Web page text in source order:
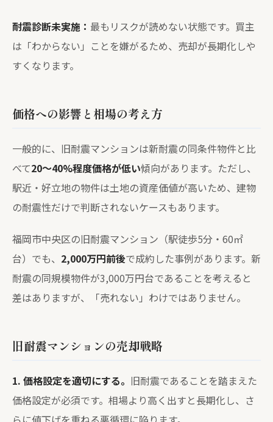
耐震診断未実施： 最もリスクが読めない状態です。買主
は「わからない」ことを嫌がるため、売却が長期化しや
すくなります。
価格への影響と相場の考え方
一般的に、旧耐震マンションは新耐震の同条件物件と比
べて20〜40%程度価格が低い傾向があります。ただし、
駅近・好立地の物件は土地の資産価値が高いため、建物
の耐震性だけで判断されないケースもあります。
福岡市中央区の旧耐震マンション（駅徒歩5分・60㎡
台）でも、 2,000万円前後で成約した事例があります。新
耐震の同規模物件が3,000万円台であることを考えると
差はありますが、「売れない」わけではありません。
旧耐震マンションの売却戦略
1. 価格設定を適切にする。 旧耐震であることを踏まえた
価格設定が必須です。相場より高く出すと長期化し、さ